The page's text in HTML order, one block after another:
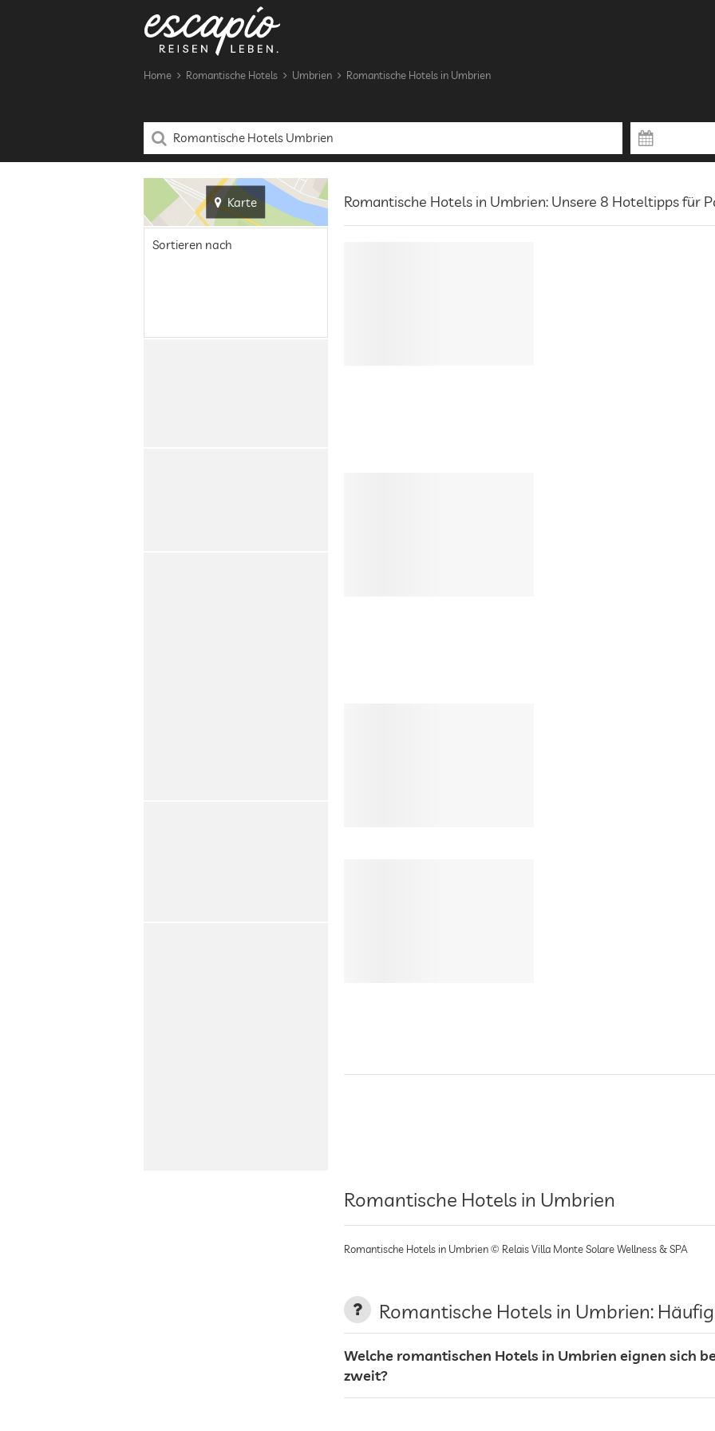
Home Romantische Hotels Umbrien Romantische Hotels in Umbrien
Karte Romantische Hotels in Umbrien: Unsere 8 Hoteltipps für
Sortieren nach
Romantische Hotels in Umbrien
Romantische Hotels in Umbrien © Relais Villa Monte Solare Wellness & SPA
Romantische Hotels in Umbrien:
Welche romantischen Hotels in Umbrien eignen sich
zweit?